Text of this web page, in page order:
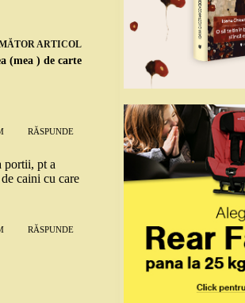
ARTICOL
(mea ) de carte
RĂSPUNDE
portii, pt a
caini cu care
RĂSPUNDE